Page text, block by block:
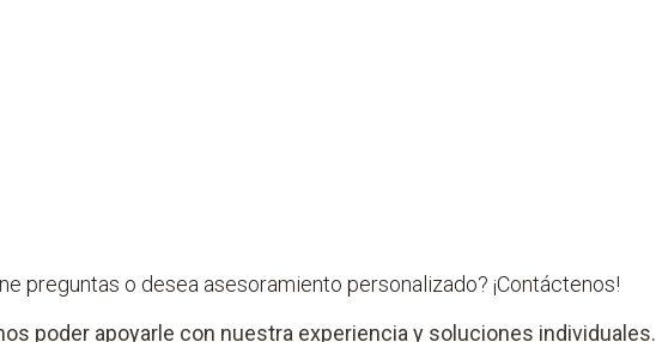
preguntas o desea asesoramiento personalizado? ¡Contáctenos!
poder apoyarle con nuestra experiencia y soluciones individuales.